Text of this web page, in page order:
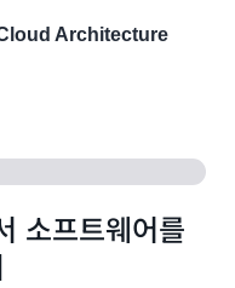
Architecture
소프트웨어를